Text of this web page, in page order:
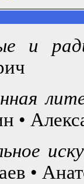
и
•
•